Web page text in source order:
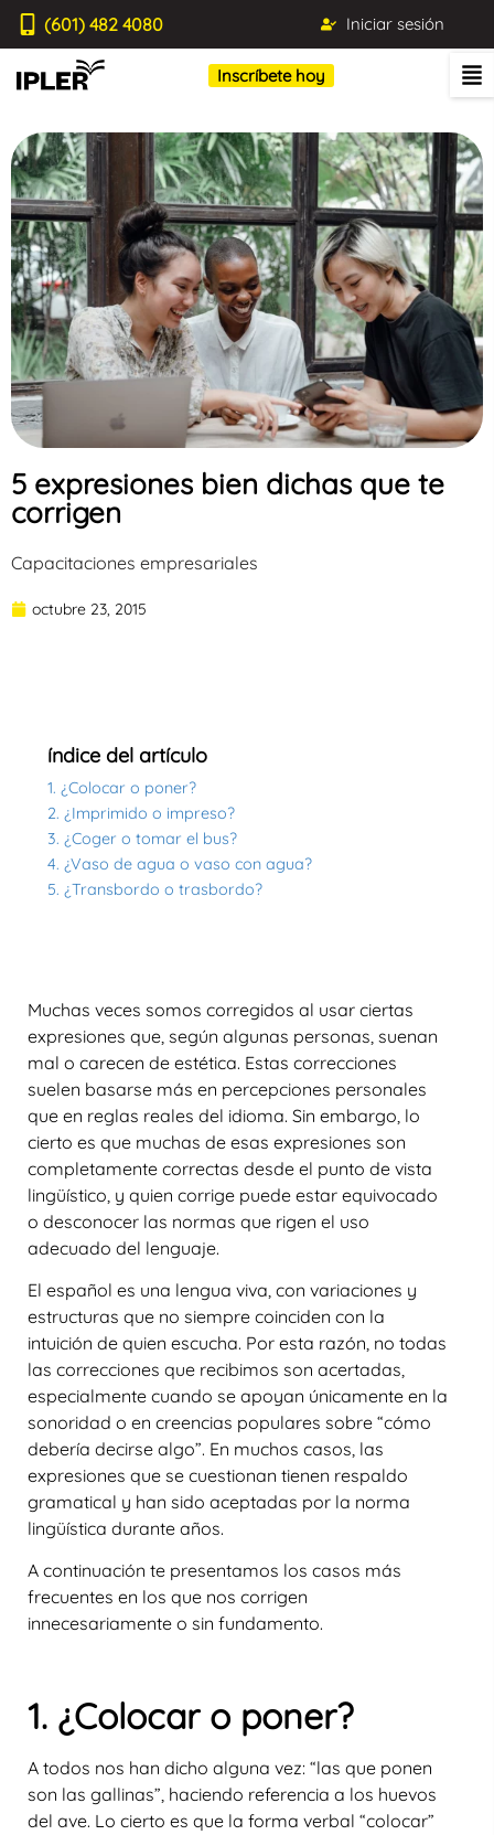
(601) 482 4080 Iniciar sesión
Inscríbete hoy
5 expresiones bien dichas que te
corrigen
Capacitaciones empresariales
octubre 23, 2015
índice del artículo
1. ¿Colocar o poner?
2. ¿Imprimido o impreso?
3. ¿Coger o tomar el bus?
4. ¿Vaso de agua o vaso con agua?
5. ¿Transbordo o trasbordo?
Muchas veces somos corregidos al usar ciertas
expresiones que, según algunas personas, suenan
mal o carecen de estética. Estas correcciones
suelen basarse más en percepciones personales
que en reglas reales del idioma. Sin embargo, lo
cierto es que muchas de esas expresiones son
completamente correctas desde el punto de vista
lingüístico , y quien corrige puede estar equivocado
o desconocer las normas que rigen el uso
adecuado del lenguaje.
El español es una lengua viva, con variaciones y
estructuras que no siempre coinciden con la
intuición de quien escucha. Por esta razón, no todas
las correcciones que recibimos son acertadas,
especialmente cuando se apoyan únicamente en la
sonoridad o en creencias populares sobre “cómo
debería decirse algo”. En muchos casos, las
expresiones que se cuestionan tienen respaldo
gramatical y han sido aceptadas por la norma
lingüística durante años.
A continuación te presentamos los casos más
frecuentes en los que nos corrigen
innecesariamente o sin fundamento.
1. ¿Colocar o poner?
A todos nos han dicho alguna vez: “las que ponen
son las gallinas”, haciendo referencia a los huevos
del ave. Lo cierto es que la forma verbal “colocar”